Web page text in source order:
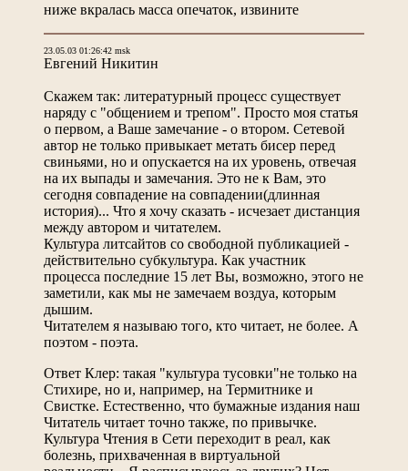
ниже вкралась масса опечаток, извините
23.05.03 01:26:42 msk
Евгений Никитин
Скажем так: литературный процесс существует
наряду с "общением и трепом". Просто моя статья
о первом, а Ваше замечание - о втором. Сетевой
автор не только привыкает метать бисер перед
свиньями, но и опускается на их уровень, отвечая
на их выпады и замечания. Это не к Вам, это
сегодня совпадение на совпадении(длинная
история)... Что я хочу сказать - исчезает дистанция
между автором и читателем.
Культура литсайтов со свободной публикацией -
действительно субкультура. Как участник
процесса последние 15 лет Вы, возможно, этого не
заметили, как мы не замечаем воздуа, которым
дышим.
Читателем я называю того, кто читает, не более. А
поэтом - поэта.
Ответ Клер: такая "культура тусовки"не только на
Стихире, но и, например, на Термитнике и
Свистке. Естественно, что бумажные издания наш
Читатель читает точно также, по привычке.
Культура Чтения в Сети переходит в реал, как
болезнь, прихваченная в виртуальной